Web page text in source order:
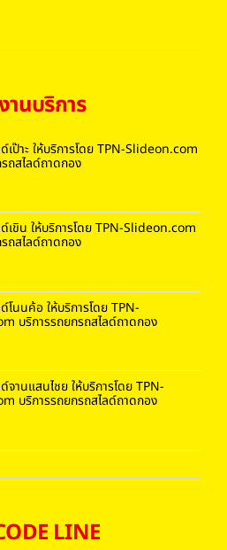
านบริการ
เป๊าะ ให้บริการโดย TPN-Slideon.com
ถสไลด์ถาดกอง
เขิน ให้บริการโดย TPN-Slideon.com
ถสไลด์ถาดกอง
โนนค้อ ให้บริการโดย TPN-
บริการรถยกรถสไลด์ถาดกอง
จานแสนไชย ให้บริการโดย TPN-
บริการรถยกรถสไลด์ถาดกอง
LINE